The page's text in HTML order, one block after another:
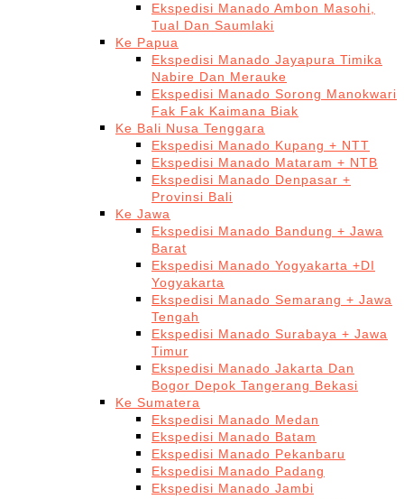
Ekspedisi Manado Ambon Masohi,
Tual Dan Saumlaki
Ke Papua
Ekspedisi Manado Jayapura Timika
Nabire Dan Merauke
Ekspedisi Manado Sorong Manokwari
Fak Fak Kaimana Biak
Ke Bali Nusa Tenggara
Ekspedisi Manado Kupang + NTT
Ekspedisi Manado Mataram + NTB
Ekspedisi Manado Denpasar +
Provinsi Bali
Ke Jawa
Ekspedisi Manado Bandung + Jawa
Barat
Ekspedisi Manado Yogyakarta +DI
Yogyakarta
Ekspedisi Manado Semarang + Jawa
Tengah
Ekspedisi Manado Surabaya + Jawa
Timur
Ekspedisi Manado Jakarta Dan
Bogor Depok Tangerang Bekasi
Ke Sumatera
Ekspedisi Manado Medan
Ekspedisi Manado Batam
Ekspedisi Manado Pekanbaru
Ekspedisi Manado Padang
Ekspedisi Manado Jambi